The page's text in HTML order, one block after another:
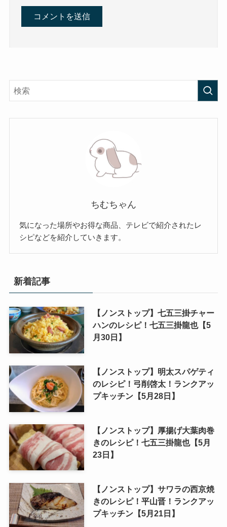
ちむちゃん
気になった場所やお得な商品、テレビで紹介されたレ
シピなどを紹介していきます。
新着記事
【ノンストップ】七五三掛チャー
ハンのレシピ！七五三掛龍也【5
月30日】
【ノンストップ】明太スパゲティ
のレシピ！弓削啓太！ランクアッ
プキッチン【5月28日】
【ノンストップ】厚揚げ大葉肉巻
きのレシピ！七五三掛龍也【5月
23日】
【ノンストップ】サワラの西京焼
きのレシピ！平山晋！ランクアッ
プキッチン【5月21日】